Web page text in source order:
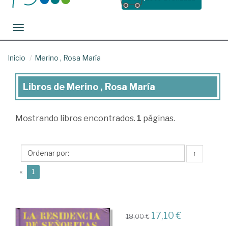
Toggle navigation
Inicio Merino , Rosa María
Libros
Merino
Rosa
María
Libros de Merino , Rosa María
Mostrando libros encontrados. 1 páginas.
↑
« 1
18,00 € 17,10 €